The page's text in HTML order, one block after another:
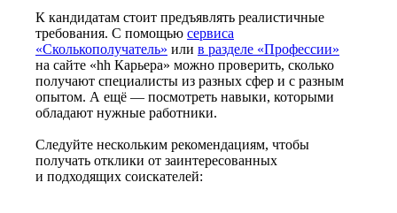
К кандидатам стоит предъявлять реалистичные
требования. С помощью сервиса
«Сколькополучатель» или в разделе «Профессии»
на сайте «hh Карьера» можно проверить, сколько
получают специалисты из разных сфер и с разным
опытом. А ещё — посмотреть навыки, которыми
обладают нужные работники.
Следуйте нескольким рекомендациям, чтобы
получать отклики от заинтересованных
и подходящих соискателей: